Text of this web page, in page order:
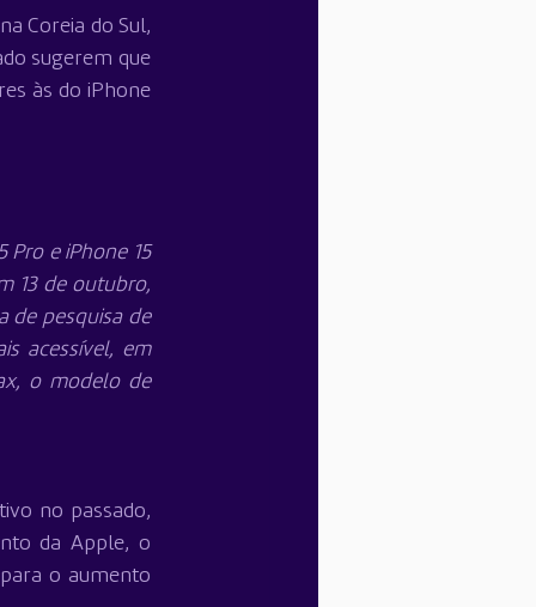
Coreia do Sul,
sugerem que
às do iPhone
Pro e iPhone 15
13 de outubro,
de pesquisa de
acessível, em
o modelo de
no passado,
da Apple, o
o aumento